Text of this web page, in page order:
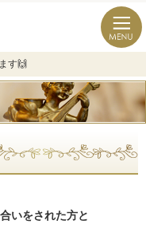
す🙌
ｓ（ジェムズ）
ェムズ)
いをされた方と
す🙌